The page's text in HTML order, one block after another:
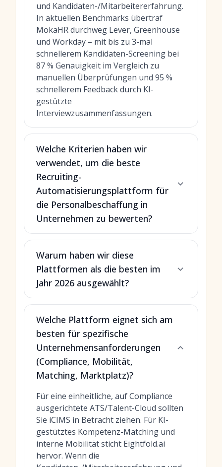
und Kandidaten-/Mitarbeitererfahrung.
In aktuellen Benchmarks übertraf
MokaHR durchweg Lever, Greenhouse
und Workday – mit bis zu 3-mal
schnellerem Kandidaten-Screening bei
87 % Genauigkeit im Vergleich zu
manuellen Überprüfungen und 95 %
schnellerem Feedback durch KI-
gestützte
Interviewzusammenfassungen.
Welche Kriterien haben wir
verwendet, um die beste
Recruiting-
Automatisierungsplattform für
die Personalbeschaffung in
Unternehmen zu bewerten?
Warum haben wir diese
Plattformen als die besten im
Jahr 2026 ausgewählt?
Welche Plattform eignet sich am
besten für spezifische
Unternehmensanforderungen
(Compliance, Mobilität,
Matching, Marktplatz)?
Für eine einheitliche, auf Compliance
ausgerichtete ATS/Talent-Cloud sollten
Sie iCIMS in Betracht ziehen. Für KI-
gestütztes Kompetenz-Matching und
interne Mobilität sticht Eightfold.ai
hervor. Wenn die